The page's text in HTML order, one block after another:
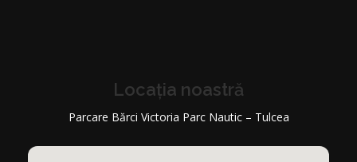
Locația noastră
Parcare Bărci Victoria Parc Nautic – Tulcea